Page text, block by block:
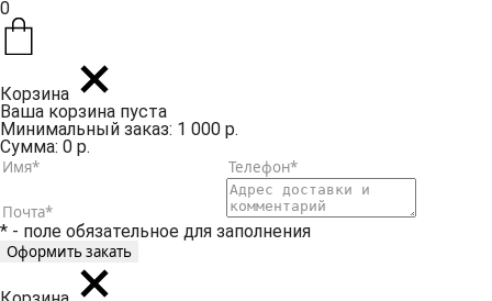
0
Корзина
Ваша корзина пуста
Минимальный заказ: 1 000 р.
Сумма: 0 р.
* - поле обязательное для заполнения